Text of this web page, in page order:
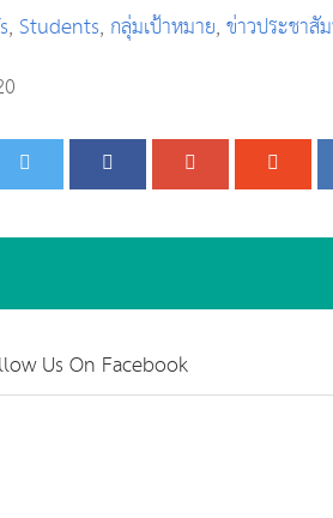
,Students, กลุ่มเป้าหมาย,ข่าวประชาสั
Us On Facebook